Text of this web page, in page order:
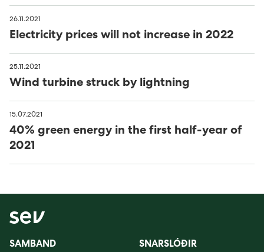
26.11.2021
Electricity prices will not increase in 2022
25.11.2021
Wind turbine struck by lightning
15.07.2021
40% green energy in the first half-year of
2021
SAMBAND
SNARSLÓÐIR